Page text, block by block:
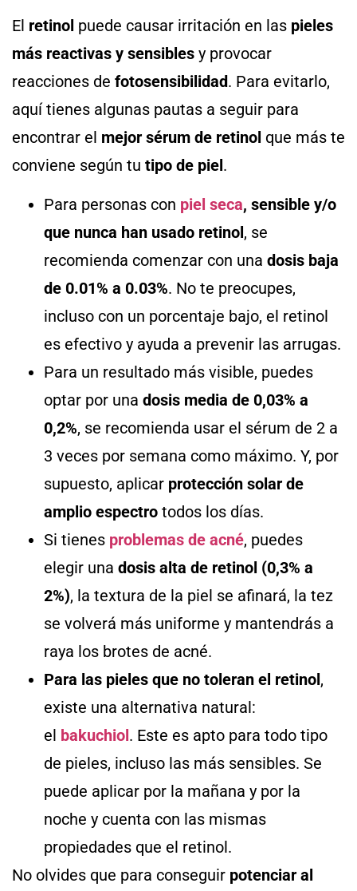
El retinol puede causar irritación en las pieles
más reactivas y sensibles y provocar
reacciones de fotosensibilidad. Para evitarlo,
aquí tienes algunas pautas a seguir para
encontrar el mejor sérum de retinol que más te
conviene según tu tipo de piel.
Para personas con piel seca, sensible y/o
que nunca han usado retinol, se
recomienda comenzar con una dosis baja
de 0.01% a 0.03%. No te preocupes,
incluso con un porcentaje bajo, el retinol
es efectivo y ayuda a prevenir las arrugas.
Para un resultado más visible, puedes
optar por una dosis media de 0,03% a
0,2%, se recomienda usar el sérum de 2 a
3 veces por semana como máximo. Y, por
supuesto, aplicar protección solar de
amplio espectro todos los días.
Si tienes problemas de acné, puedes
elegir una dosis alta de retinol (0,3% a
2%), la textura de la piel se afinará, la tez
se volverá más uniforme y mantendrás a
raya los brotes de acné.
Para las pieles que no toleran el retinol,
existe una alternativa natural:
el bakuchiol. Este es apto para todo tipo
de pieles, incluso las más sensibles. Se
puede aplicar por la mañana y por la
noche y cuenta con las mismas
propiedades que el retinol.
No olvides que para conseguir potenciar al